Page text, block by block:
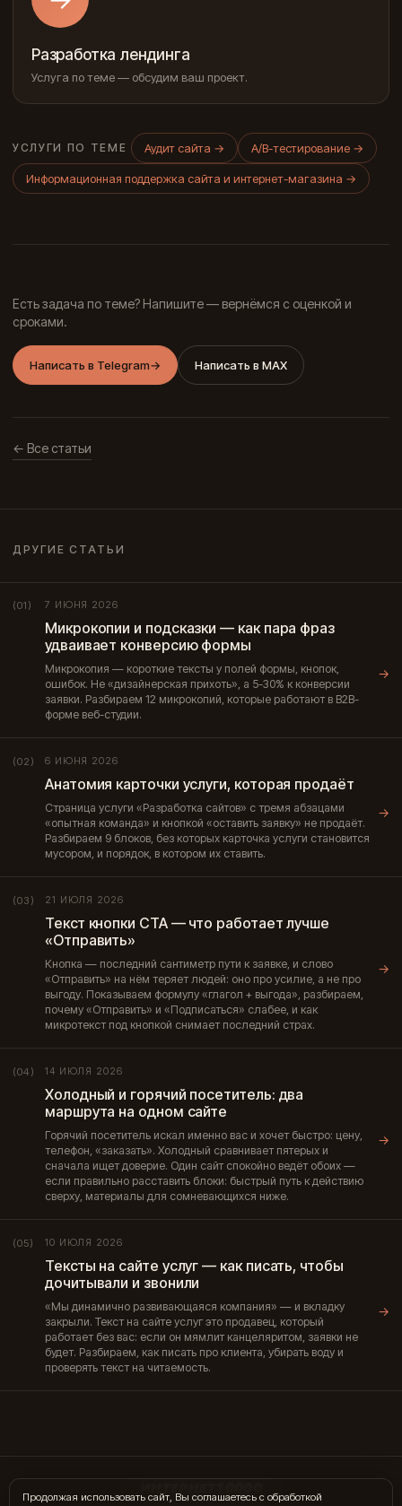
Разработка лендинга
Услуга по теме — обсудим ваш проект.
УСЛУГИ ПО ТЕМЕ Аудит сайта → A/B-тестирование →
Информационная поддержка сайта и интернет-магазина →
Есть задача по теме? Напишите — вернёмся с оценкой и
сроками.
Написать в Telegram→ Написать в MAX
← Все статьи
ДРУГИЕ СТАТЬИ
(01) 7 ИЮНЯ 2026
Микрокопии и подсказки — как пара фраз
удваивает конверсию формы
Микрокопия — короткие тексты у полей формы, кнопок,
ошибок. Не «дизайнерская прихоть», а 5-30% к конверсии
заявки. Разбираем 12 микрокопий, которые работают в B2B-
форме веб-студии.
→
(02) 6 ИЮНЯ 2026
Анатомия карточки услуги, которая продаёт
Страница услуги «Разработка сайтов» с тремя абзацами
«опытная команда» и кнопкой «оставить заявку» не продаёт.
Разбираем 9 блоков, без которых карточка услуги становится
мусором, и порядок, в котором их ставить.
→
(03) 21 ИЮЛЯ 2026
Текст кнопки CTA — что работает лучше
«Отправить»
Кнопка — последний сантиметр пути к заявке, и слово
«Отправить» на нём теряет людей: оно про усилие, а не про
выгоду. Показываем формулу «глагол + выгода», разбираем,
почему «Отправить» и «Подписаться» слабее, и как
микротекст под кнопкой снимает последний страх.
→
(04) 14 ИЮЛЯ 2026
Холодный и горячий посетитель: два
маршрута на одном сайте
Горячий посетитель искал именно вас и хочет быстро: цену,
телефон, «заказать». Холодный сравнивает пятерых и
сначала ищет доверие. Один сайт спокойно ведёт обоих —
если правильно расставить блоки: быстрый путь к действию
сверху, материалы для сомневающихся ниже.
→
(05) 10 ИЮЛЯ 2026
Тексты на сайте услуг — как писать, чтобы
дочитывали и звонили
«Мы динамично развивающаяся компания» — и вкладку
закрыли. Текст на сайте услуг это продавец, который
работает без вас: если он мямлит канцеляритом, заявки не
будет. Разбираем, как писать про клиента, убирать воду и
проверять текст на читаемость.
→
Продолжая использовать сайт, Вы соглашаетесь с обработкой